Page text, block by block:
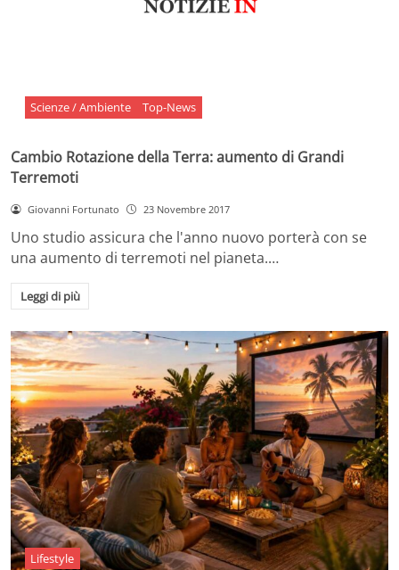
Scienze / Ambiente Top-News
Cambio Rotazione della Terra: aumento di Grandi
Terremoti
Giovanni Fortunato 23 Novembre 2017
Uno studio assicura che l'anno nuovo porterà con se
una aumento di terremoti nel pianeta.…
Leggi di più
Lifestyle